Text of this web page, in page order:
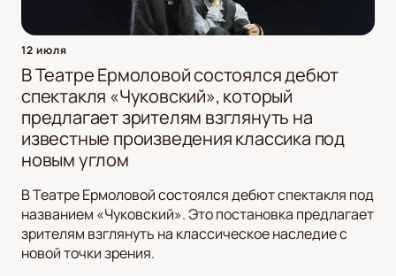
12 июля
В Театре Ермоловой состоялся дебют
спектакля «Чуковский», который
предлагает зрителям взглянуть на
известные произведения классика под
новым углом
В Театре Ермоловой состоялся дебют спектакля под
названием «Чуковский». Это постановка предлагает
зрителям взглянуть на классическое наследие с
новой точки зрения.